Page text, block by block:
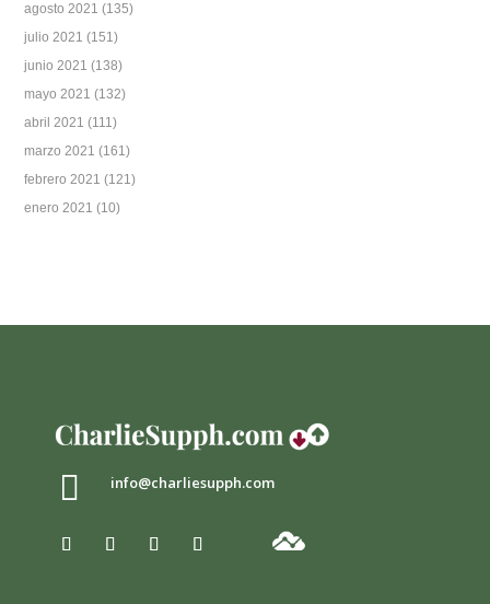
agosto 2021 (135)
julio 2021 (151)
junio 2021 (138)
mayo 2021 (132)
abril 2021 (111)
marzo 2021 (161)
febrero 2021 (121)
enero 2021 (10)
 info@charliesupph.com